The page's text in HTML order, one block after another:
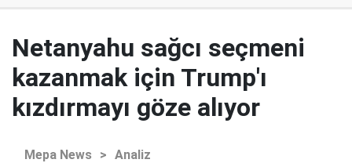
Netanyahu sağcı seçmeni
kazanmak için Trump'ı
kızdırmayı göze alıyor
Mepa News > Analiz